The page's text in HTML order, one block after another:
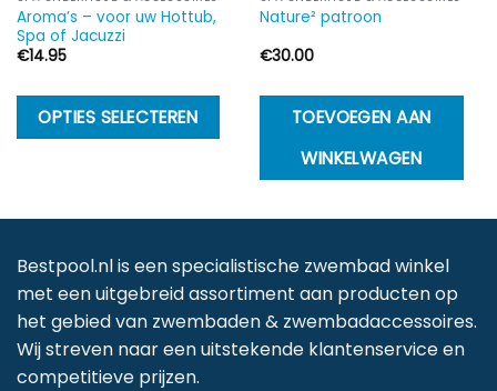
Aroma’s – voor uw Hottub,
Spa of Jacuzzi
€14.95
OPTIES SELECTEREN
variaties.
optie
kan
gekozen
worden
Nature² patroon
€30.00
TOEVOEGEN AAN
WINKELWAGEN
Bestpool.nl is een specialistische zwembad winkel
met een uitgebreid assortiment aan producten op
het gebied van zwembaden & zwembadaccessoires.
Wij streven naar een uitstekende klantenservice en
competitieve prijzen.